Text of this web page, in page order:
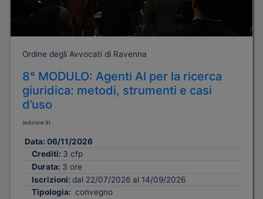
Ordine degli Avvocati di Ravenna
8° MODULO: Agenti AI per la ricerca
giuridica: metodi, strumenti e casi
d’uso
(edizione 9)
Data: 06/11/2026
Crediti: 3 cfp
Durata: 3 ore
Iscrizioni: dal 22/07/2026 al 14/09/2026
Tipologia: convegno